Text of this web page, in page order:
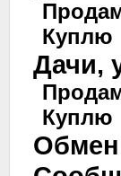
Куплю
Дачи,
Куплю
Обмен